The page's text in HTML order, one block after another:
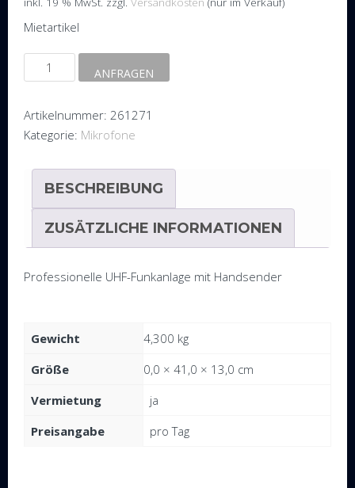
Mietartikel
Doppel
Mikrofonanlage
Opus
900
ANFRAGEN
Artikelnummer: 261271
Kategorie: Mikrofone
BESCHREIBUNG
ZUSÄTZLICHE INFORMATIONEN
Professionelle UHF-Funkanlage mit Handsender
Gewicht
4,300 kg
Größe
0,0 × 41,0 × 13,0 cm
Vermietung
ja
Preisangabe
pro Tag